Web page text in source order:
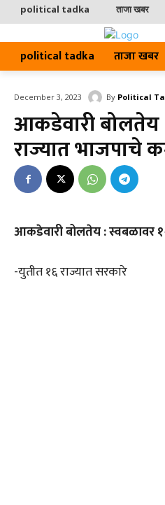
political tadka ताजा खबर
political tadka ताजा खबर
December 3, 2023 By Political
आकडेवारी बोलतेय
राज्यात भाजपाचे
आकडेवारी बोलतेय : स्वबळावर
-युतीत १६ राज्यात सरकारे